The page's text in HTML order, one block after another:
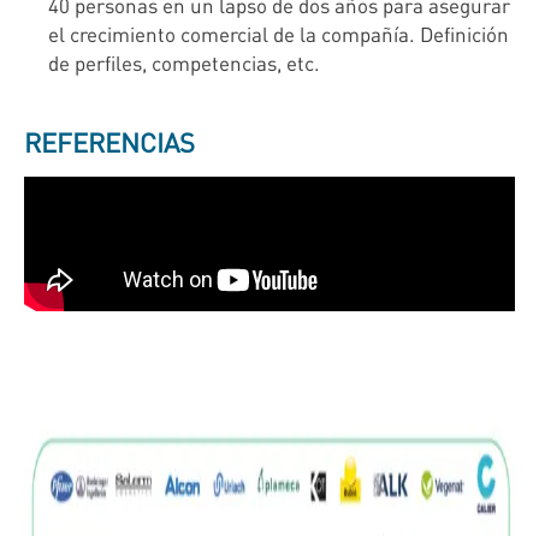
40 personas en un lapso de dos años para asegurar
el crecimiento comercial de la compañía. Definición
de perfiles, competencias, etc.
REFERENCIAS